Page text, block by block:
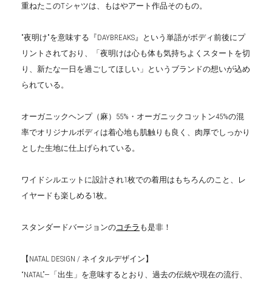
重ねたこのTシャツは、もはやアート作品そのもの。
"夜明け"を意味する『DAYBREAKS』という単語がボディ前後にプ
リントされており、「夜明けは心も体も気持ちよくスタートを切
り、新たな一日を過ごしてほしい」というブランドの想いが込め
られている。
オーガニックヘンプ（麻）55%・オーガニックコットン45%の混
率でオリジナルボディは着心地も肌触りも良く、肉厚でしっかり
とした生地に仕上げられている。
ワイドシルエットに設計され1枚での着用はもちろんのこと、レ
イヤードも楽しめる1枚。
スタンダードバージョンのコチラ も是非！
【NATAL DESIGN / ネイタルデザイン】
“NATAL”—「出生」を意味するとおり、過去の伝統や現在の流行、